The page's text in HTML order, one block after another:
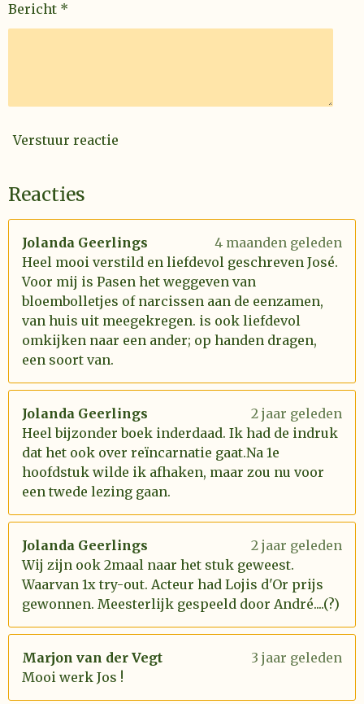
Bericht *
Verstuur reactie
Reacties
Jolanda Geerlings
4 maanden geleden
Heel mooi verstild en liefdevol geschreven José.
Voor mij is Pasen het weggeven van
bloembolletjes of narcissen aan de eenzamen,
van huis uit meegekregen. is ook liefdevol
omkijken naar een ander; op handen dragen,
een soort van.
Jolanda Geerlings
2 jaar geleden
Heel bijzonder boek inderdaad. Ik had de indruk
dat het ook over reïncarnatie gaat.Na 1e
hoofdstuk wilde ik afhaken, maar zou nu voor
een twede lezing gaan.
Jolanda Geerlings
2 jaar geleden
Wij zijn ook 2maal naar het stuk geweest.
Waarvan 1x try-out. Acteur had Lojis d'Or prijs
gewonnen. Meesterlijk gespeeld door André....(?)
Marjon van der Vegt
3 jaar geleden
Mooi werk Jos !